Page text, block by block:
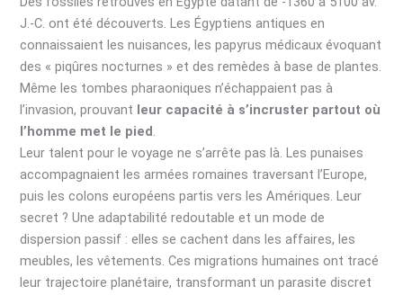
J.-C. ont été découverts. Les Égyptiens antiques en
connaissaient les nuisances, les papyrus médicaux évoquant
des « piqûres nocturnes » et des remèdes à base de plantes.
Même les tombes pharaoniques n’échappaient pas à
l’invasion, prouvant leur capacité à s’incruster partout où
l’homme met le pied.
Leur talent pour le voyage ne s’arrête pas là. Les punaises
accompagnaient les armées romaines traversant l’Europe,
puis les colons européens partis vers les Amériques. Leur
secret ? Une adaptabilité redoutable et un mode de
dispersion passif : elles se cachent dans les affaires, les
meubles, les vêtements. Ces migrations humaines ont tracé
leur trajectoire planétaire, transformant un parasite discret